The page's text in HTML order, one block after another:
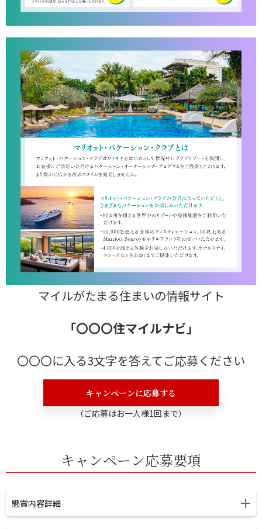
マイルがたまる住まいの情報サイト
「〇〇〇住マイルナビ」
〇〇〇に入る3文字を答えてご応募ください
キャンペーンに応募する
（ご応募はお一人様1回まで）
キャンペーン応募要項
懸賞内容詳細